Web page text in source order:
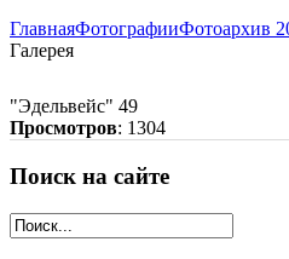
ГлавнаяФотографииФотоархив
Галерея
"Эдельвейс" 49
Просмотров: 1304
Поиск на сайте